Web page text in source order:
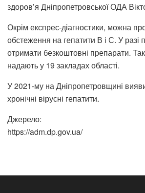
здоров’я Дніпропетровської ОДА
Окрім експрес-діагностики, можна
обстеження на гепатити В і С. У разі
отримати безкоштовні препарати.
надають у 19 закладах області.
У 2021-му на Дніпропетровщині
хронічні вірусні гепатити.
Джерело:
https://adm.dp.gov.ua/